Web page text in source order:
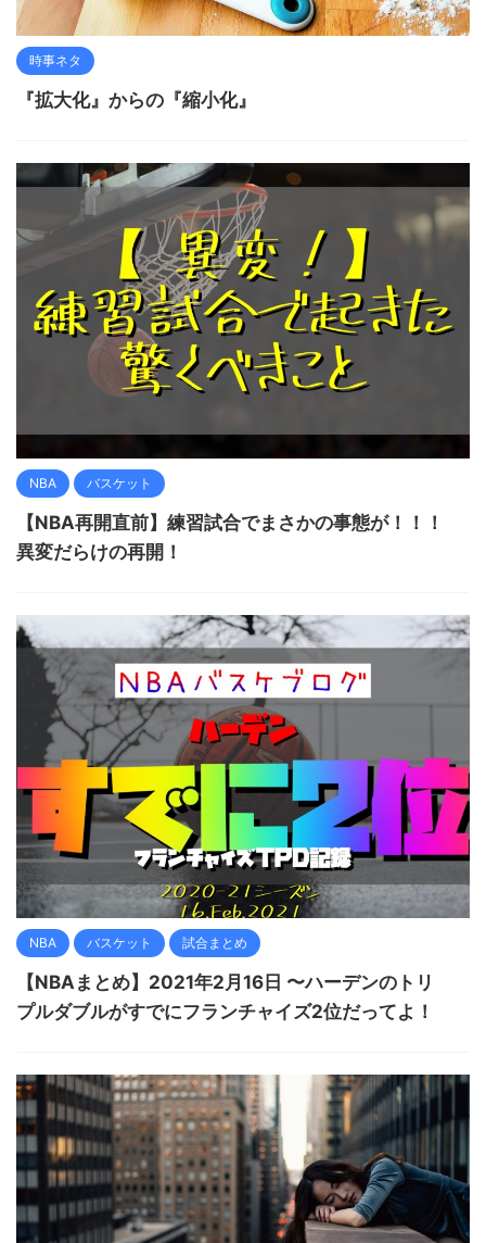
時事ネタ
『拡大化』からの『縮小化』
NBA バスケット
【NBA再開直前】練習試合でまさかの事態が！！！
異変だらけの再開！
NBA バスケット 試合まとめ
【NBAまとめ】2021年2月16日 〜ハーデンのトリ
プルダブルがすでにフランチャイズ2位だってよ！